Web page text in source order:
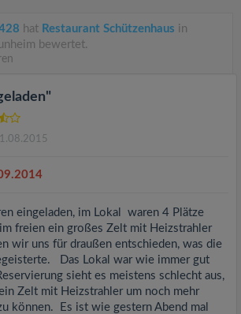
hat Restaurant Schützenhaus in
bewertet.
eingeladen, im Lokal waren 4 Plätze
im freien ein großes Zelt mit Heizstrahler
wir uns für draußen entschieden, was die
Das Lokal war wie immer gut
sieht es meistens schlecht aus,
Zelt mit Heizstrahler um noch mehr
können. Es ist wie gestern Abend mal